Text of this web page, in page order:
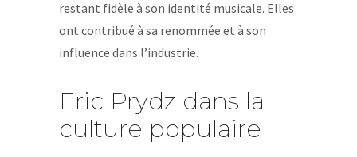
restant fidèle à son identité musicale. Elles
ont contribué à sa renommée et à son
influence dans l’industrie.
Eric Prydz dans la
culture populaire